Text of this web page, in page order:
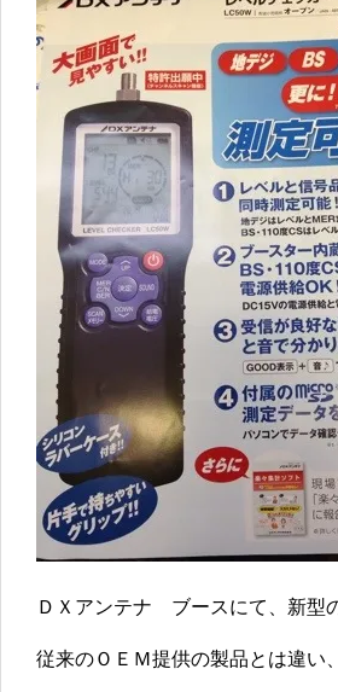
ＤＸアンテナ ブースにて、新型
従来のＯＥＭ提供の製品とは違い